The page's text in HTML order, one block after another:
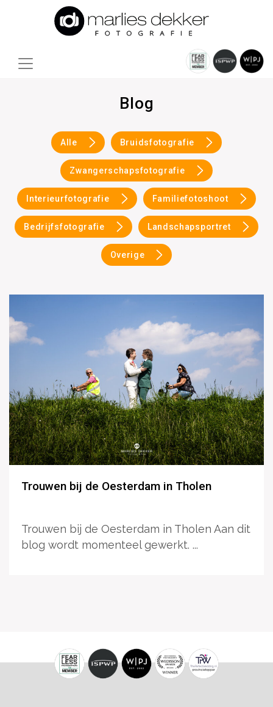
Blog
Alle Bruidsfotografie
Zwangerschapsfotografie
Interieurfotografie Familiefotoshoot
Bedrijfsfotografie Landschapsportret
Overige
Trouwen bij de Oesterdam in Tholen
Trouwen bij de Oesterdam in Tholen Aan dit
blog wordt momenteel gewerkt. ...